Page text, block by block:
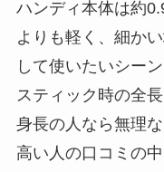
ハンディ本体は約
よりも軽く、細か
して使いたいシー
スティック時の全
身長の人なら無理
高い人の口コミの